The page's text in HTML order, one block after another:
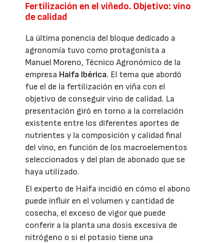
Fertilización en el viñedo. Objetivo: vino
de calidad
La última ponencia del bloque dedicado a
agronomía tuvo como protagonista a
Manuel Moreno, Técnico Agronómico de la
empresa Haifa Ibérica. El tema que abordó
fue el de la fertilización en viña con el
objetivo de conseguir vino de calidad. La
presentación giró en torno a la correlación
existente entre los diferentes aportes de
nutrientes y la composición y calidad final
del vino, en función de los macroelementos
seleccionados y del plan de abonado que se
haya utilizado.
El experto de Haifa incidió en cómo el abono
puede influir en el volumen y cantidad de
cosecha, el exceso de vigor que puede
conferir a la planta una dosis excesiva de
nitrógeno o si el potasio tiene una